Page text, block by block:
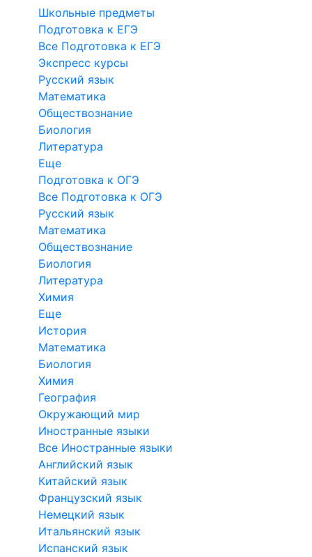
Школьные предметы
Подготовка к ЕГЭ
Все Подготовка к ЕГЭ
Экспресс курсы
Русский язык
Математика
Обществознание
Биология
Литература
Еще
Подготовка к ОГЭ
Все Подготовка к ОГЭ
Русский язык
Математика
Обществознание
Биология
Литература
Химия
Еще
История
Математика
Биология
Химия
География
Окружающий мир
Иностранные языки
Все Иностранные языки
Английский язык
Китайский язык
Французский язык
Немецкий язык
Итальянский язык
Испанский язык